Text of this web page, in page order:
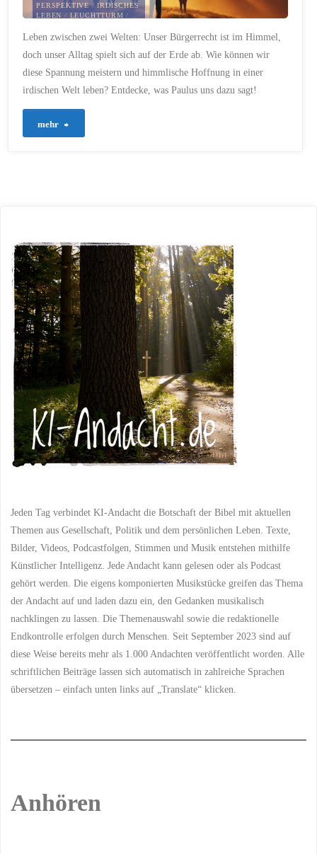
PERSPEKTIVE/IRDISCHES
LEBEN / LEUCHTTURM /
PHILIPPER 3/VERGEBUNG
Leben zwischen zwei Welten: Unser Bürgerrecht ist im Himmel,
doch unser Alltag spielt sich auf der Erde ab. Wie können wir
diese Spannung meistern und himmlische Hoffnung in einer
irdischen Welt leben? Entdecke, was Paulus uns dazu sagt!
mehr
Leben
zwischen
zwei
Welten"
Jeden Tag verbindet KI-Andacht die Botschaft der Bibel mit aktuellen
Themen aus Gesellschaft, Politik und dem persönlichen Leben. Texte,
Bilder, Videos, Podcastfolgen, Stimmen und Musik entstehen mithilfe
Künstlicher Intelligenz. Jede Andacht kann gelesen oder als Podcast
gehört werden. Die eigens komponierten Musikstücke greifen das Thema
der Andacht auf und laden dazu ein, den Gedanken musikalisch
nachklingen zu lassen. Die Themenauswahl sowie die redaktionelle
Endkontrolle erfolgen durch Menschen. Seit September 2023 sind auf
diese Weise bereits mehr als 1.000 Andachten veröffentlicht worden. Alle
schriftlichen Beiträge lassen sich automatisch in zahlreiche Sprachen
übersetzen – einfach unten links auf „Translate“ klicken.
Anhören